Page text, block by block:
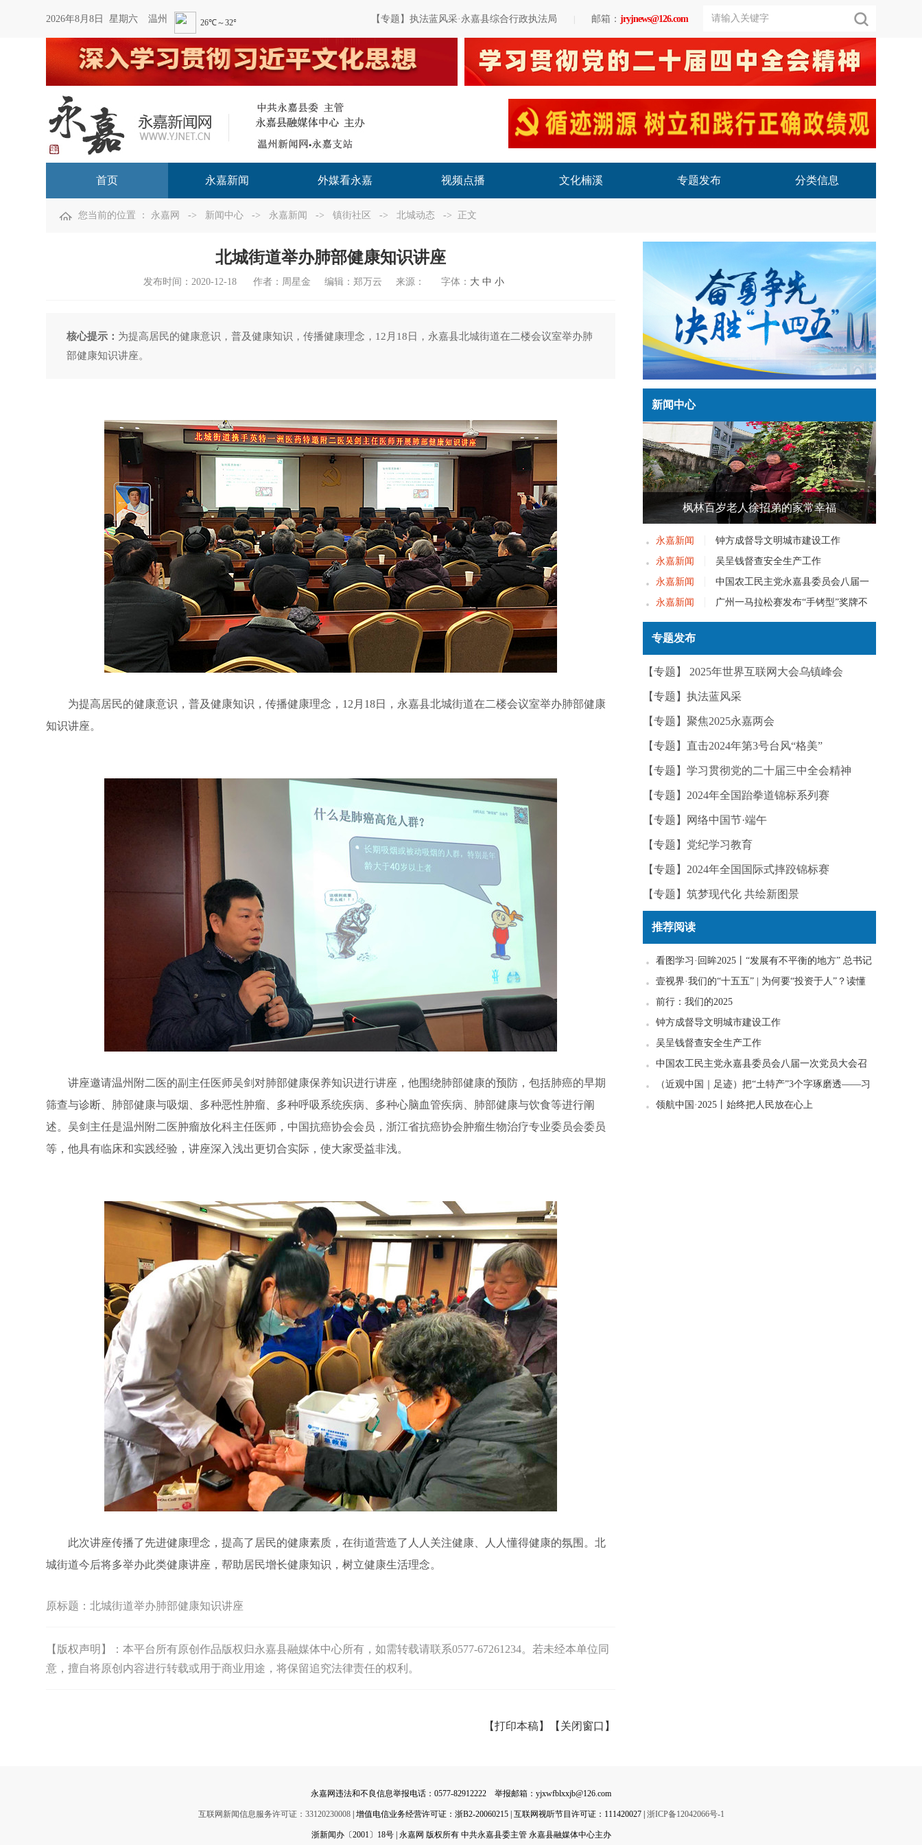
2026年8月8日 星期六 温州 【专题】执法蓝风采·永嘉县综合行政执法局 邮箱： jryjnews@126.com
首页 永嘉新闻 外媒看永嘉 视频点播 文化楠溪 专题发布 分类信息
您当前的位置 ： 永嘉网 -> 新闻中心 -> 永嘉新闻 -> 镇街社区 -> 北城动态 -> 正文
北城街道举办肺部健康知识讲座
发布时间： 2020-12-18 作者：周星金 编辑： 郑万云 来源： 字体： 大 中 小
核心提示： 为提高居民的健康意识，普及健康知识，传播健康理念，12月18日，永嘉县北城街道在二楼会议室举办肺
部健康知识讲座。
为提高居民的健康意识，普及健康知识，传播健康理念，12月18日，永嘉县北城街道在二楼会议室举办肺部健康
知识讲座。
讲座邀请温州附二医的副主任医师吴剑对肺部健康保养知识进行讲座，他围绕肺部健康的预防，包括肺癌的早期
筛查与诊断、肺部健康与吸烟、多种恶性肿瘤、多种呼吸系统疾病、多种心脑血管疾病、肺部健康与饮食等进行阐
述。吴剑主任是温州附二医肿瘤放化科主任医师，中国抗癌协会会员，浙江省抗癌协会肿瘤生物治疗专业委员会委员
等，他具有临床和实践经验，讲座深入浅出更切合实际，使大家受益非浅。
此次讲座传播了先进健康理念，提高了居民的健康素质，在街道营造了人人关注健康、人人懂得健康的氛围。北
城街道今后将多举办此类健康讲座，帮助居民增长健康知识，树立健康生活理念。
原标题： 北城街道举办肺部健康知识讲座
【版权声明】：本平台所有原创作品版权归永嘉县融媒体中心所有，如需转载请联系0577-67261234。若未经本单位同
意，擅自将原创内容进行转载或用于商业用途，将保留追究法律责任的权利。
【打印本稿】 【关闭窗口】
新闻中心
枫林百岁老人徐招弟的家常幸福
永嘉新闻
钟方成督导文明城市建设工作
永嘉新闻
吴呈钱督查安全生产工作
永嘉新闻
中国农工民主党永嘉县委员会八届一
次党员大会召开
永嘉新闻
广州一马拉松赛发布“手铐型”奖牌不
实——今日辟谣（2025年12月25日）
专题发布
【专题】 2025年世界互联网大会乌镇峰会
【专题】执法蓝风采
【专题】聚焦2025永嘉两会
【专题】直击2024年第3号台风“格美”
【专题】学习贯彻党的二十届三中全会精神
【专题】2024年全国跆拳道锦标系列赛
【专题】网络中国节·端午
【专题】党纪学习教育
【专题】2024年全国国际式摔跤锦标赛
【专题】筑梦现代化 共绘新图景
推荐阅读
看图学习·回眸2025丨“发展有不平衡的地方” 总书记
一直惦念在心
壹视界·我们的“十五五” | 为何要“投资于人”？读懂
政策里的发展密码
前行：我们的2025
钟方成督导文明城市建设工作
吴呈钱督查安全生产工作
中国农工民主党永嘉县委员会八届一次党员大会召
开
（近观中国｜足迹）把“土特产”3个字琢磨透——习
近平走进柚子园
领航中国·2025丨始终把人民放在心上
永嘉网违法和不良信息举报电话：0577-82912222 举报邮箱：yjxwfblxxjb@126.com
互联网新闻信息服务许可证：33120230008| 增值电信业务经营许可证：浙B2-20060215 | 互联网视听节目许可证：111420027 | 浙ICP备12042066号-1
浙新闻办〔2001〕18号 | 永嘉网 版权所有 中共永嘉县委主管 永嘉县融媒体中心主办